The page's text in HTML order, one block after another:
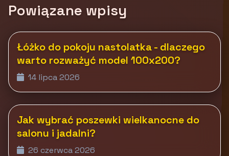
Powiązane wpisy
Łóżko do pokoju nastolatka - dlaczego
warto rozważyć model 100x200?
14 lipca 2026
Jak wybrać poszewki wielkanocne do
salonu i jadalni?
26 czerwca 2026